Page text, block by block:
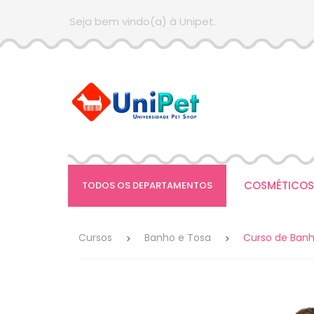
Seja bem vindo(a) à Unipet.
TODOS OS DEPARTAMENTOS
Cursos Banho e Tosa Curso de